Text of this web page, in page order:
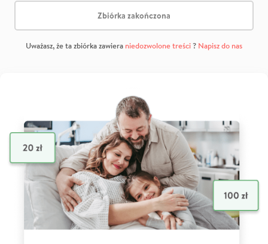
Zbiórka zakończona
Uważasz, że ta zbiórka zawiera niedozwolone treści? Napisz do nas